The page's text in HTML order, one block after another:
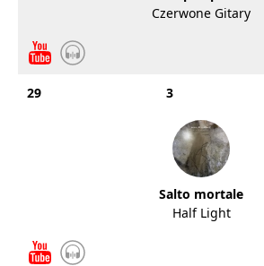
Czerwone Gitary
29 3
Salto mortale
Half Light